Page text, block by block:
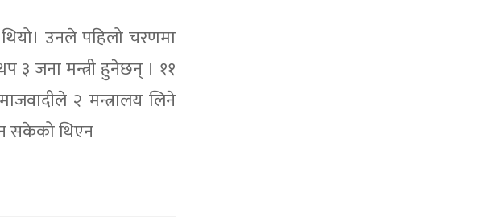
उनले पहिलो चरणमा
३ जना मन्त्री हुनेछन् । ११
२ मन्त्रालय लिने
सकेको थिएन